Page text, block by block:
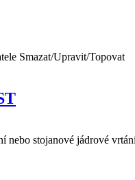
Smazat/Upravit/Topovat
stojanové jádrové